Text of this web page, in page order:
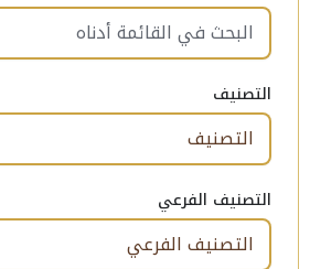
البحث في القائمة أدناه. Results will be updated automatically when you click the search button or press enter.
التصنيف
التصنيف الفرعي